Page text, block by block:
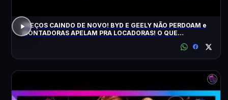
PREÇOS CAINDO DE NOVO! BYD E GEELY NÃO PERDOAM e
MONTADORAS APELAM PRA LOCADORAS! O QUE